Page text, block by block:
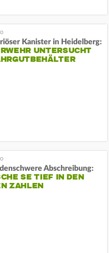
Kanister in Heidelberg:
UNTERSUCHT
Abschreibung:
SE TIEF IN DEN
ZAHLEN